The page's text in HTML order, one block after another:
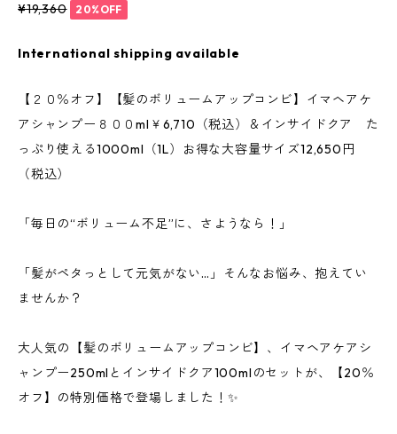
¥19,360 20%OFF
International shipping available
【２０％オフ】【髪のボリュームアップコンビ】イマヘアケ
アシャンプー８００ml￥6,710（税込）＆インサイドクア た
っぷり使える1000ml（1L）お得な大容量サイズ12,650円
（税込）
「毎日の“ボリューム不足”に、さようなら！」
「髪がペタっとして元気がない…」そんなお悩み、抱えてい
ませんか？
大人気の【髪のボリュームアップコンビ】、イマヘアケアシ
ャンプー250mlとインサイドクア100mlのセットが、【20％
オフ】の特別価格で登場しました！✨